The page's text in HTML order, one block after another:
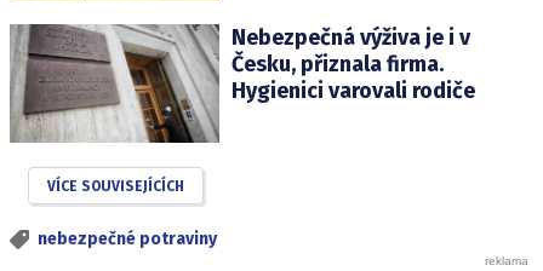
Nebezpečná výživa je i v
Česku, přiznala firma.
Hygienici varovali rodiče
VÍCE SOUVISEJÍCÍCH
nebezpečné potraviny